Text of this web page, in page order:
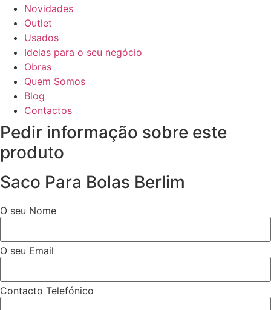
Novidades
Outlet
Usados
Ideias para o seu negócio
Obras
Quem Somos
Blog
Contactos
Pedir informação sobre este
produto
Saco Para Bolas Berlim
O seu Nome
O seu Email
Contacto Telefónico